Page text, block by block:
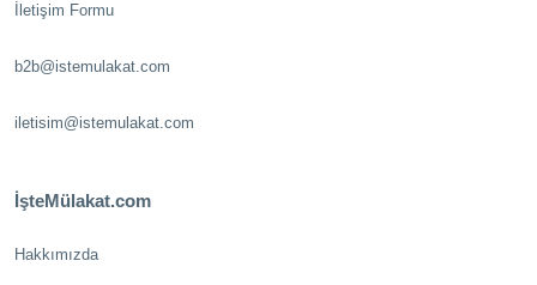
İletişim Formu
b2b@istemulakat.com
iletisim@istemulakat.com
İşteMülakat.com
Hakkımızda